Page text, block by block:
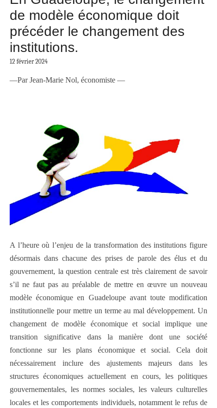
de modèle économique doit
précéder le changement des
institutions.
12 février 2024
—Par Jean-Marie Nol, économiste —
A l’heure où l’enjeu de la transformation des institutions figure
désormais dans chacune des prises de parole des élus et du
gouvernement, la question centrale est très clairement de savoir
s’il ne faut pas au préalable de mettre en œuvre un nouveau
modèle économique en Guadeloupe avant toute modification
institutionnelle pour mettre un terme au mal développement. Un
changement de modèle économique et social implique une
transition significative dans la manière dont une société
fonctionne sur les plans économique et social. Cela doit
nécessairement inclure des ajustements majeurs dans les
structures économiques actuellement en cours, les politiques
gouvernementales, les normes sociales, les valeurs culturelles
locales et les comportements individuels, notamment le refus de